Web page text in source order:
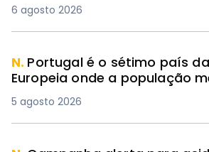
6 agosto 2026
N. Portugal é o sétimo país
Europeia onde a população
5 agosto 2026